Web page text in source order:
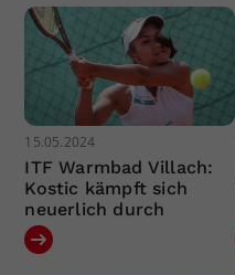
15.05.2024
ITF Warmbad Villach:
Kostic kämpft sich
neuerlich durch